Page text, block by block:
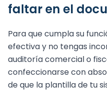
faltar en el
Para que cumpla su función de respaldo de manera
efectiva y no tengas
auditoría comercial o
confeccionarse con
de que la plantilla de tu